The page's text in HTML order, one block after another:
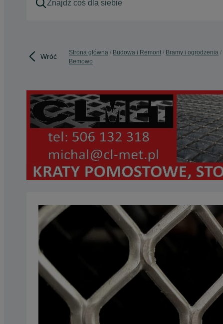
Wróć Strona główna Budowa i Remont Bramy i ogrodzenia
Bemowo